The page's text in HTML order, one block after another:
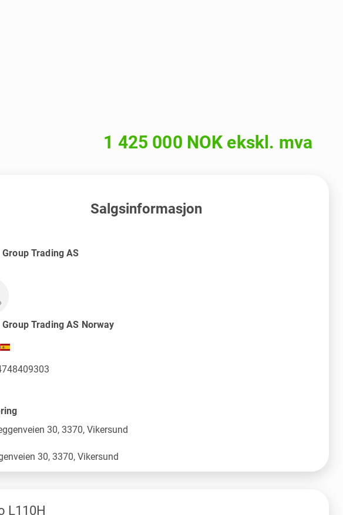
1 425 000 NOK ekskl. mva
Salgsinformasjon
Group Trading AS
Group Trading AS Norway
30, 3370, Vikersund
L110H